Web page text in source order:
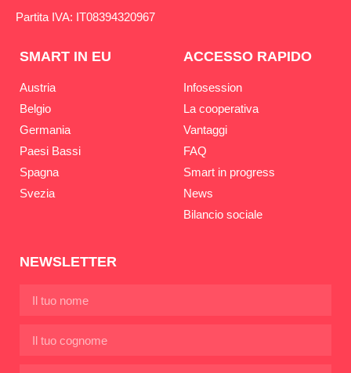
Partita IVA: IT08394320967
SMART IN EU
Austria
Belgio
Germania
Paesi Bassi
Spagna
Svezia
ACCESSO RAPIDO
Infosession
La cooperativa
Vantaggi
FAQ
Smart in progress
News
Bilancio sociale
NEWSLETTER